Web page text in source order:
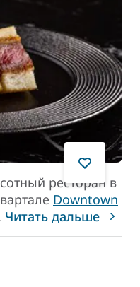
ресторан в
Downtown
Читать дальше